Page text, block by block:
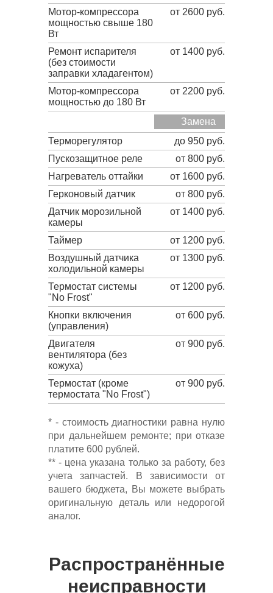
Мотор-компрессора
мощностью свыше 180
Вт
от 2600 руб.
Ремонт испарителя
(без стоимости
заправки хладагентом)
от 1400 руб.
Мотор-компрессора
мощностью до 180 Вт
от 2200 руб.
Замена
Терморегулятор
до 950 руб.
Пускозащитное реле
от 800 руб.
Нагреватель оттайки
от 1600 руб.
Герконовый датчик
от 800 руб.
Датчик морозильной
камеры
от 1400 руб.
Таймер
от 1200 руб.
Воздушный датчика
холодильной камеры
от 1300 руб.
Термостат системы
"No Frost"
от 1200 руб.
Кнопки включения
(управления)
от 600 руб.
Двигателя
вентилятора (без
кожуха)
от 900 руб.
Термостат (кроме
термостата "No Frost")
от 900 руб.
* - стоимость диагностики равна нулю
при дальнейшем ремонте; при отказе
платите 600 рублей.
** - цена указана только за работу, без
учета запчастей. В зависимости от
вашего бюджета, Вы можете выбрать
оригинальную деталь или недорогой
аналог.
Распространённые
неисправности